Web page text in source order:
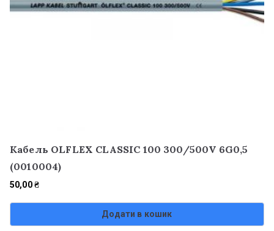
Кабель OLFLEX CLASSIC 100 300/500V 6G0,5
(0010004)
50,00₴
Додати в кошик